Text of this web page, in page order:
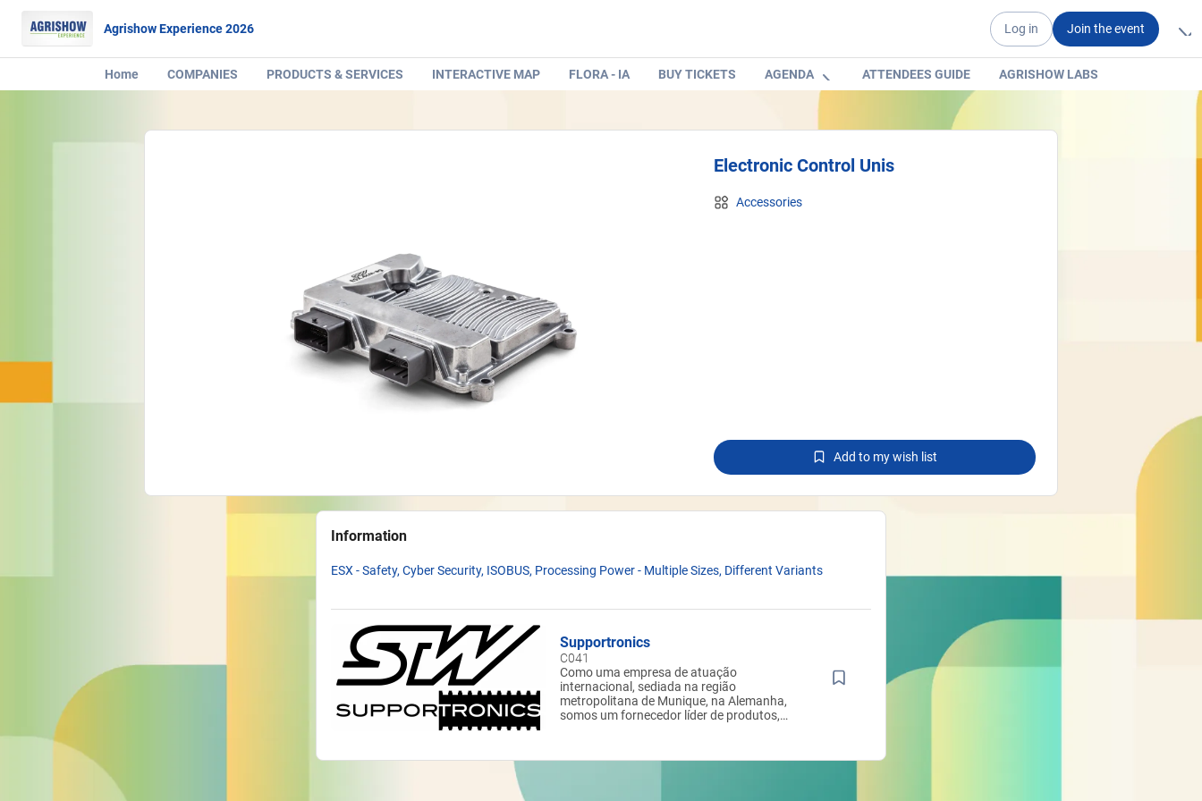
Agrishow Experience 2026 Log in Join the event
Home COMPANIES PRODUCTS & SERVICES INTERACTIVE MAP FLORA - IA BUY TICKETS AGENDA ATTENDEES GUIDE AGRISHOW LABS
Electronic Control Unis
Accessories
Add to my wish list
Information
ESX - Safety, Cyber Security, ISOBUS, Processing Power - Multiple Sizes, Different Variants
Supportronics
C041
Como uma empresa de atuação
internacional, sediada na região
metropolitana de Munique, na Alemanha,
somos um fornecedor líder de produtos,
automação e digitalização de máquinas e